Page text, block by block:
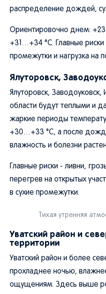
распределение дождей,
Ориентировочно днем:
+31…+34 °C. Главные
промежутки и нагрузка на
Ялуторовск,
Ялуторовск,
области будут теплыми и
жаркие периоды
+30…+33 °C, а после
влажность и болезни
Главные риски - ливни,
перегрев на открытых
в сухие промежутки.
Тихая утренняя
Уватский район и
территории
Уватский район и более
прохладнее ночью,
ощущениям. Здесь выше